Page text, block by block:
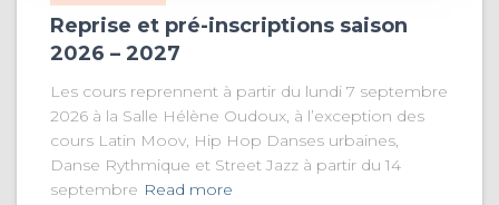
Reprise et pré-inscriptions saison
2026 – 2027
Les cours reprennent à partir du lundi 7 septembre
2026 à la Salle Hélène Oudoux, à l’exception des
cours Latin Moov, Hip Hop Danses urbaines,
Danse Rythmique et Street Jazz à partir du 14
septembre Read more